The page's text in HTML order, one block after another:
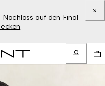
auf den Final